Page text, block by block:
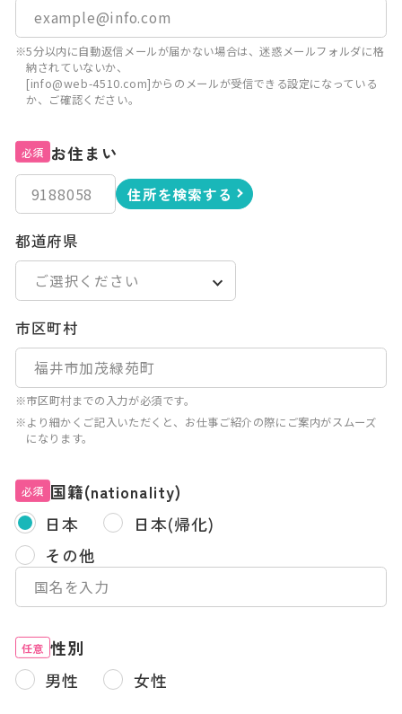
※5分以内に自動返信メールが届かない場合は、迷惑メールフォルダに格
納されていないか、
[info@web-4510.com]からのメールが受信できる設定になっている
か、ご確認ください。
必須 お住まい
住所を検索する
都道府県
市区町村
※市区町村までの入力が必須です。
※より細かくご記入いただくと、お仕事ご紹介の際にご案内がスムーズ
になります。
必須 国籍(nationality)
日本
日本(帰化)
その他
任意 性別
男性
女性